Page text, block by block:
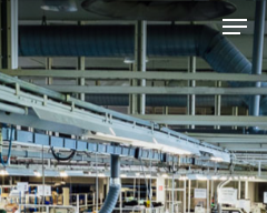
or ESC to close